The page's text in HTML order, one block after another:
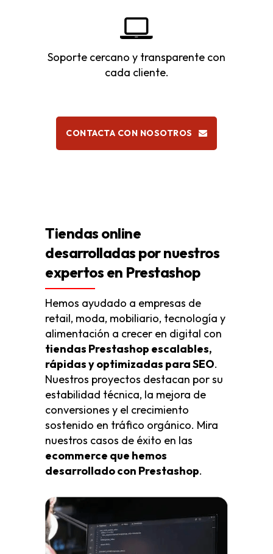
Soporte cercano y transparente con
cada cliente.
CONTACTA CON NOSOTROS
Tiendas online
desarrolladas por nuestros
expertos en Prestashop
Hemos ayudado a empresas de
retail, moda, mobiliario, tecnología y
alimentación a crecer en digital con
tiendas Prestashop escalables,
rápidas y optimizadas para SEO.
Nuestros proyectos destacan por su
estabilidad técnica, la mejora de
conversiones y el crecimiento
sostenido en tráfico orgánico. Mira
nuestros casos de éxito en las
ecommerce que hemos
desarrollado con Prestashop.